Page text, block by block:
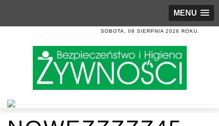
MENU
SOBOTA, 08 SIERPNIA 2026 ROKU.